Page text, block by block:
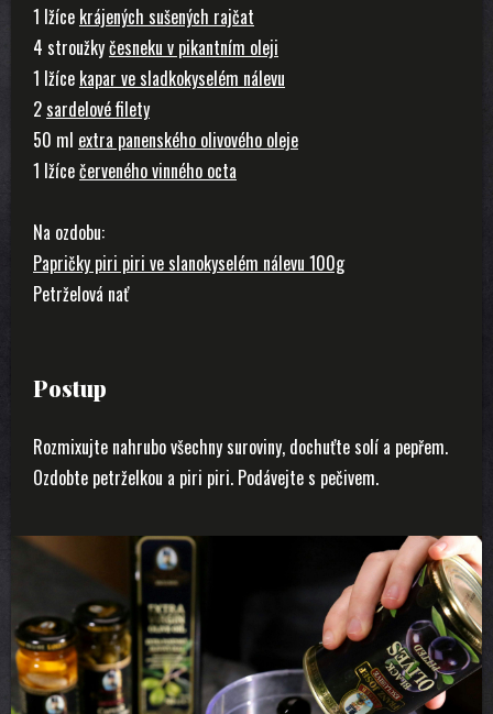
1 lžíce krájených sušených rajčat
4 stroužkyčesneku v pikantním oleji
1 lžíce kapar ve sladkokyselém nálevu
2sardelové filety
50 ml extra panenského olivového oleje
1 lžícečerveného vinného octa
Na ozdobu:
Papričky piri piri ve slanokyselém nálevu 100g
Petrželová nať
Postup
Rozmixujte nahrubo všechny suroviny, dochuťte solí a pepřem.
Ozdobte petrželkou a piri piri. Podávejte s pečivem.